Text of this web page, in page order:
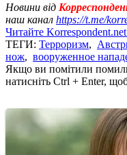
Новини від
наш канал https://t.me/
Читайте
ТЕГИ: Терроризм,
нож, вооруженное
Якщо ви помітили
натисніть Ctrl + Enter,